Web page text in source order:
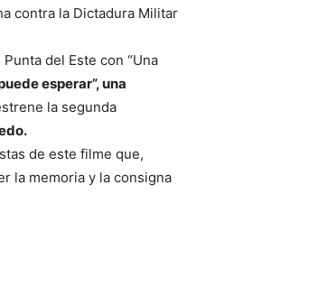
contra la Dictadura Militar
del Este con “Una
esperar”, una
la segunda
de este filme que,
la memoria y la consigna